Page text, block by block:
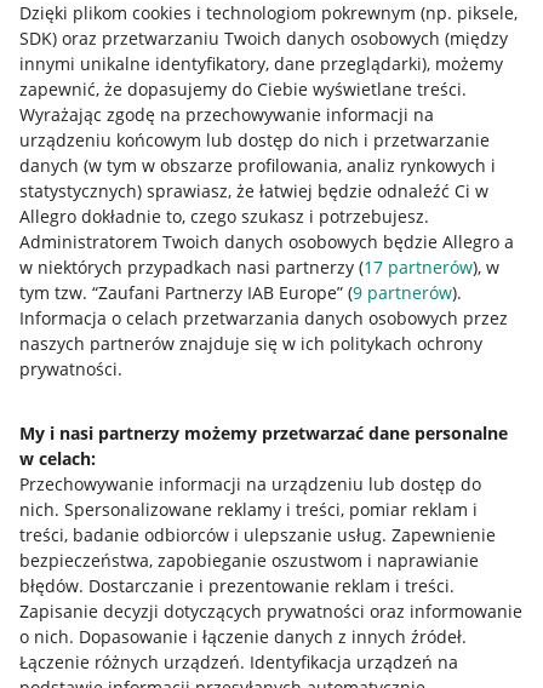
Dzięki plikom cookies i technologiom pokrewnym (np. piksele,
SDK) oraz przetwarzaniu Twoich danych osobowych (między
innymi unikalne identyfikatory, dane przeglądarki), możemy
zapewnić, że dopasujemy do Ciebie wyświetlane treści.
Wyrażając zgodę na przechowywanie informacji na
urządzeniu końcowym lub dostęp do nich i przetwarzanie
danych (w tym w obszarze profilowania, analiz rynkowych i
statystycznych) sprawiasz, że łatwiej będzie odnaleźć Ci w
Allegro dokładnie to, czego szukasz i potrzebujesz.
Administratorem Twoich danych osobowych będzie Allegro a
w niektórych przypadkach nasi partnerzy (17 partnerów), w
tym tzw. “Zaufani Partnerzy IAB Europe” (9 partnerów).
Informacja o celach przetwarzania danych osobowych przez
naszych partnerów znajduje się w ich politykach ochrony
prywatności.
My i nasi partnerzy możemy przetwarzać dane personalne
w celach:
Przechowywanie informacji na urządzeniu lub dostęp do
nich. Spersonalizowane reklamy i treści, pomiar reklam i
treści, badanie odbiorców i ulepszanie usług. Zapewnienie
bezpieczeństwa, zapobieganie oszustwom i naprawianie
błędów. Dostarczanie i prezentowanie reklam i treści.
Zapisanie decyzji dotyczących prywatności oraz informowanie
o nich. Dopasowanie i łączenie danych z innych źródeł.
Łączenie różnych urządzeń. Identyfikacja urządzeń na
Przydatne informacje
Jak to działa
Napisz do nas
Allegro Gadane dla kupujących
Mapa miejscowości
Informacje prawne
Regulamin
Polityka plików "cookies"
Ustawienia plików "cookies"